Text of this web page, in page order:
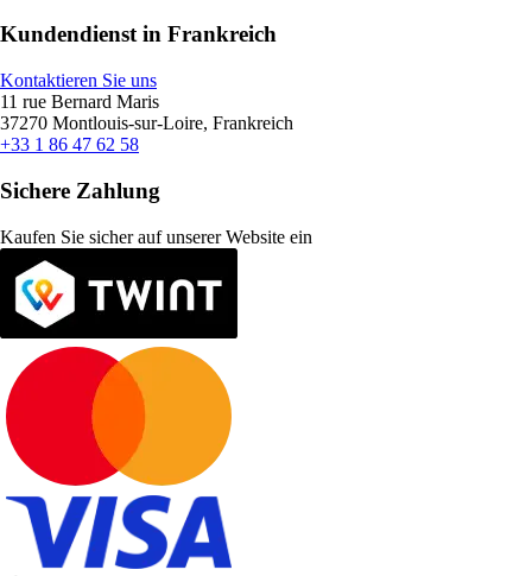
Kundendienst in Frankreich
Kontaktieren Sie uns
11 rue Bernard Maris
37270 Montlouis-sur-Loire, Frankreich
+33 1 86 47 62 58
Sichere Zahlung
Kaufen Sie sicher auf unserer Website ein